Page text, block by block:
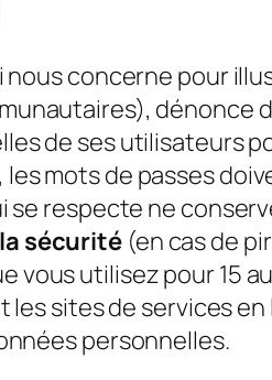
nous concerne pour
dénonce
de ses utilisateurs
mots de passes
se respecte ne
sécurité (en cas de
vous utilisez pour 15
sites de services
personnelles.